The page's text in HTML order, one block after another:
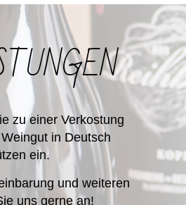
zu einer Verkostung
in Deutsch
ein.
und weiteren
uns gerne an!